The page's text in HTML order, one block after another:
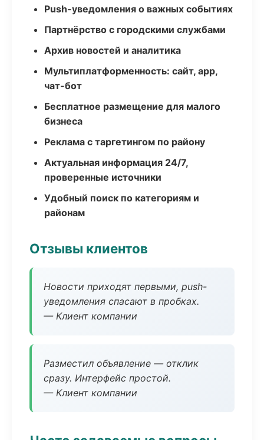
Push-уведомления о важных событиях
Партнёрство с городскими службами
Архив новостей и аналитика
Мультиплатформенность: сайт, app,
чат-бот
Бесплатное размещение для малого
бизнеса
Реклама с таргетингом по району
Актуальная информация 24/7,
проверенные источники
Удобный поиск по категориям и
районам
Отзывы клиентов
Новости приходят первыми, push-
уведомления спасают в пробках.
— Клиент компании
Разместил объявление — отклик
сразу. Интерфейс простой.
— Клиент компании